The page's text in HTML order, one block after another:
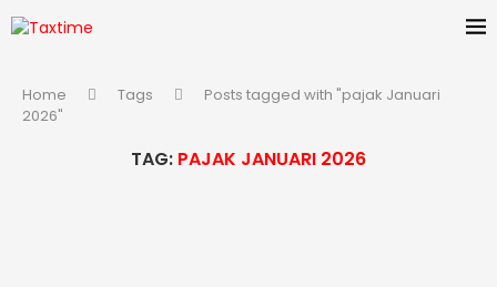
Home Tags
Posts tagged with "pajak Januari
2026"
TAG: PAJAK JANUARI 2026